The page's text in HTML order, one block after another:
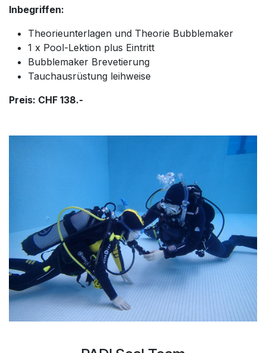
Inbegriffen:
Theorieunterlagen und Theorie Bubblemaker
1 x Pool-Lektion plus Eintritt
Bubblemaker Brevetierung
Tauchausrüstung leihweise
Preis: CHF 138.-